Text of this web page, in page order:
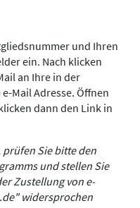
und Ihren
ein. Nach klicken
an Ihre in der
Mail Adresse. Öffnen
dann den Link in
prüfen Sie bitte den
und stellen Sie
Zustellung von e-
widersprochen